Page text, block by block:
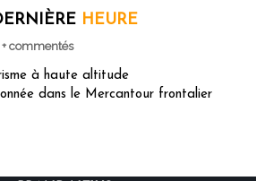
HEURE
+ commentés
à haute altitude
dans le Mercantour frontalier